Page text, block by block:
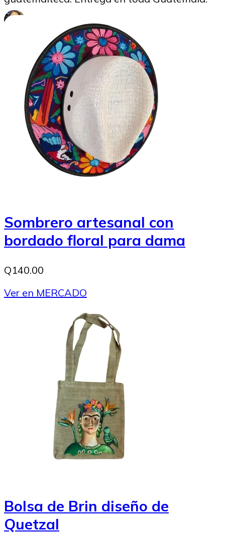
Marysabel Aldana
30/05/2025
Sombrero artesanal con
bordado floral para dama
Q140.00
Ver en MERCADO
Bolsa de Brin diseño de
Quetzal